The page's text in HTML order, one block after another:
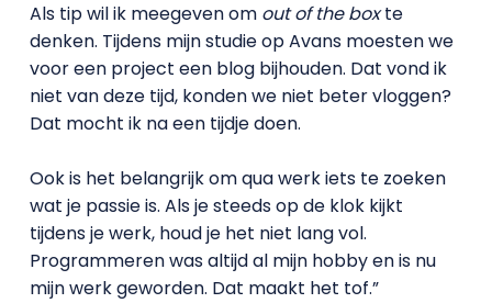
Als tip wil ik meegeven om out of the boxte
denken. Tijdens mijn studie op Avans moesten we
voor een project een blog bijhouden. Dat vond ik
niet van deze tijd, konden we niet beter vloggen?
Dat mocht ik na een tijdje doen.
Ook is het belangrijk om qua werk iets te zoeken
wat je passie is. Als je steeds op de klok kijkt
tijdens je werk, houd je het niet lang vol.
Programmeren was altijd al mijn hobby en is nu
mijn werk geworden. Dat maakt het tof.”